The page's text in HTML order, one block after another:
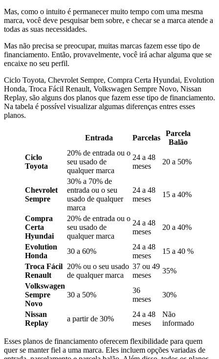
Mas, como o intuito é permanecer muito tempo com uma mesma
marca, você deve pesquisar bem sobre, e checar se a marca atende a
todas as suas necessidades.
Mas não precisa se preocupar, muitas marcas fazem esse tipo de
financiamento. Então, provavelmente, você irá achar alguma que se
encaixe no seu perfil.
Ciclo Toyota, Chevrolet Sempre, Compra Certa Hyundai, Evolution
Honda, Troca Fácil Renault, Volkswagen Sempre Novo, Nissan
Replay, são alguns dos planos que fazem esse tipo de financiamento.
Na tabela é possível visualizar algumas diferenças entres esses
planos.
Entrada Parcelas
Parcela
Balão
Ciclo
Toyota
20% de entrada ou o
seu usado de
qualquer marca
24 a 48
meses
20 a 50%
Chevrolet
Sempre
30% a 70% de
entrada ou o seu
usado de qualquer
marca
24 a 48
meses
15 a 40%
Compra
Certa
Hyundai
20% de entrada ou o
seu usado de
qualquer marca
24 a 48
meses
20 a 40%
Evolution
Honda
30 a 60%
24 a 48
meses
15 a 40 %
Troca Fácil
Renault
20% ou o seu usado
de qualquer marca
37 ou 49
meses
35%
Volkswagen
Sempre
Novo
30 a 50%
36
meses
30%
Nissan
Replay
a partir de 30%
24 a 48
meses
Não
informado
Esses planos de financiamento oferecem flexibilidade para quem
quer se manter fiel a uma marca. Eles incluem opções variadas de